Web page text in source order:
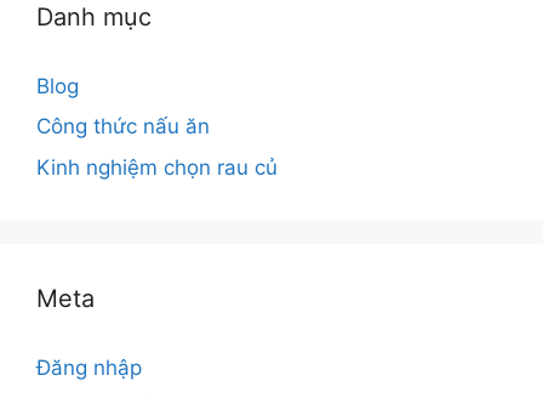
Danh mục
Blog
Công thức nấu ăn
Kinh nghiệm chọn rau củ
Meta
Đăng nhập